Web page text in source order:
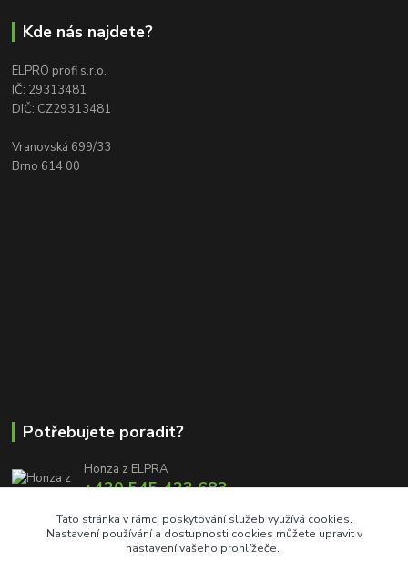
Kde nás najdete?
ELPRO profi s.r.o.
IČ: 29313481
DIČ: CZ29313481
Vranovská 699/33
Brno 614 00
Potřebujete poradit?
Honza z ELPRA
+420 545 423 683
info@elproprofi.cz
Tato stránka v rámci poskytování služeb využívá cookies.
Nastavení používání a dostupnosti cookies můžete upravit v
nastavení vašeho prohlížeče.